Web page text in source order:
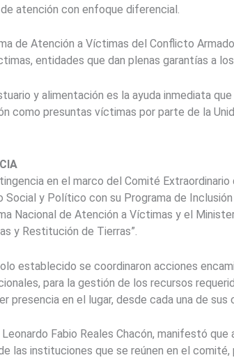
atención con enfoque diferencial.
de Atención a Víctimas del Conflicto
entidades que dan plenas garantías a
y alimentación es la ayuda inmediata
como presuntas víctimas por parte de la
en el marco del Comité
Social y Político con su Programa de
Nacional de Atención a Víctimas y el
y Restitución de Tierras”.
establecido se coordinaron acciones
para la gestión de los recursos
presencia en el lugar, desde cada una de sus
Fabio Reales Chacón, manifestó
las instituciones que se reúnen en el